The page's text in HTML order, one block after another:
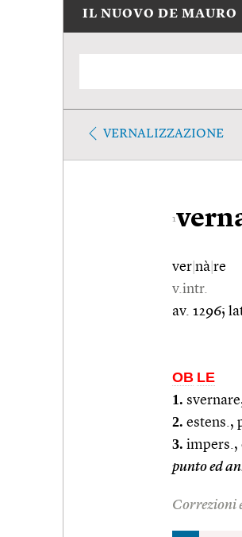
IL NUOVO DE MAURO
VERNALIZZAZIONE
1
ver nà re
v.intr.
av. 1296;
OB LE
1.
2. estens.,
3. impers.,
punto ed
Correzioni